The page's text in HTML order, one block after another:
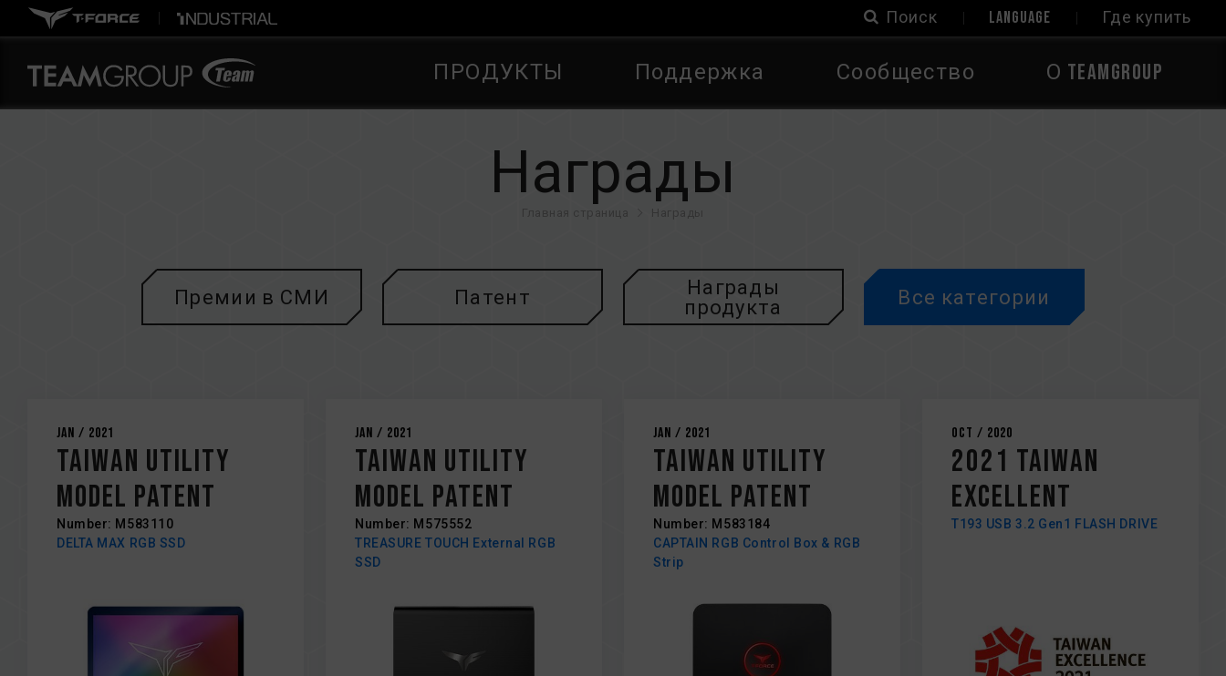
Поиск LANGUAGE Где купить
ПРОДУКТЫ Поддержка Сообщество О TEAMGROUP
Награды
Главная страница Награды
Премии в СМИ Патент
Награды
продукта
Все категории
Jan / 2021
Taiwan Utility
Model Patent
Number: M583110
DELTA MAX RGB SSD
Jan / 2021
Taiwan Utility
Model Patent
Number: M575552
TREASURE TOUCH External RGB
SSD
Jan / 2021
Taiwan Utility
Model Patent
Number: M583184
CAPTAIN RGB Control Box & RGB
Strip
Oct / 2020
2021 TAIWAN
EXCELLENT
T193 USB 3.2 Gen1 FLASH DRIVE